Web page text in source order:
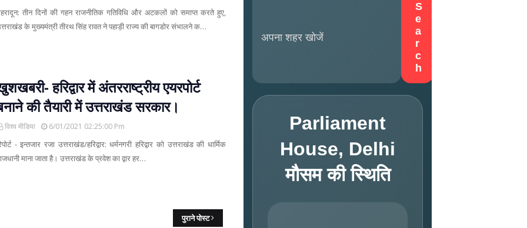
तीन दिनों की गहन राजनीतिक गतिविधि और अटकलों को समाप्त करते हुए,
के मुख्यमंत्री तीरथ सिंह रावत ने पहाड़ी राज्य की बागडोर संभालने क…
हरिद्वार में अंतरराष्ट्रीय एयरपोर्ट
की तैयारी में उत्तराखंड सरकार।
विश्व मीडिया 6/01/2021 02:25:00 Pm
- इन्तजार रजा उत्तराखंड/हरिद्वार: धर्मनगरी हरिद्वार को उत्तराखंड की धार्मिक
माना जाता है। उत्तराखंड के प्रवेश का द्वार हर…
पुराने पोस्ट
S
e
a
r
c
h
Parliament
House, Delhi
मौसम की स्थिति